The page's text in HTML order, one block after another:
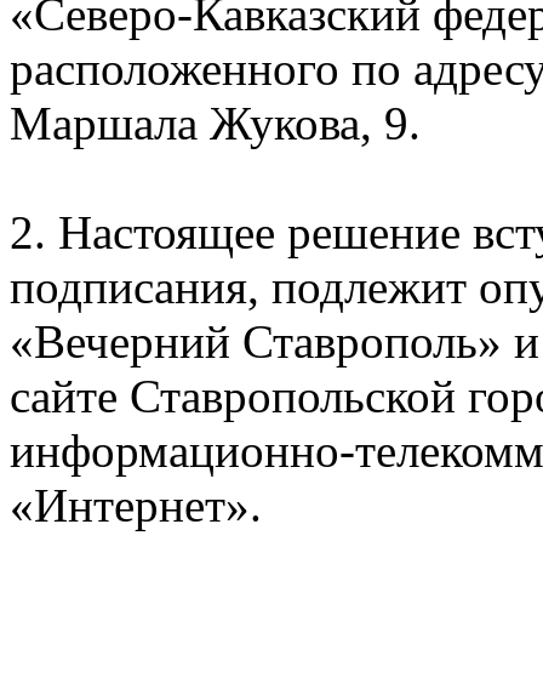
«Северо-Кавказский
расположенного по
Маршала Жукова, 9.
2. Настоящее решение
подписания, подлежит
«Вечерний Ставрополь»
сайте Ставропольской
информационно-
«Интернет».